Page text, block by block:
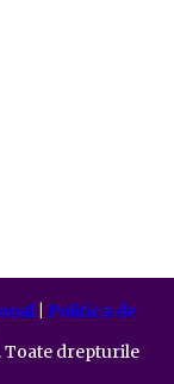
| Politica de
Toate drepturile